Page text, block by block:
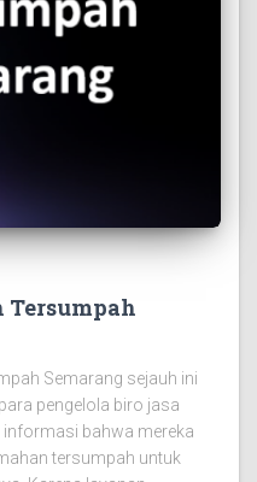
Tersumpah
Semarang sejauh ini
pengelola biro jasa
bahwa mereka
tersumpah untuk